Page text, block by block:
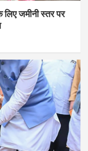
जमीनी स्तर पर